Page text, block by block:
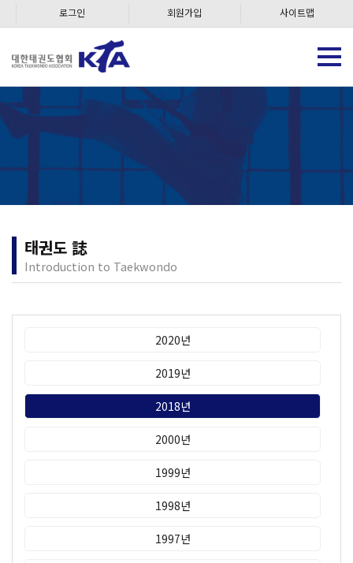
로그인 회원가입 사이트맵
태권도 誌
Introduction to Taekwondo
2020년
2019년
2018년
2000년
1999년
1998년
1997년